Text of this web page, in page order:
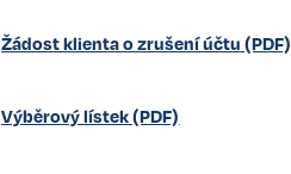
Žádost klienta o zrušení účtu (PDF)
Výběrový lístek (PDF)